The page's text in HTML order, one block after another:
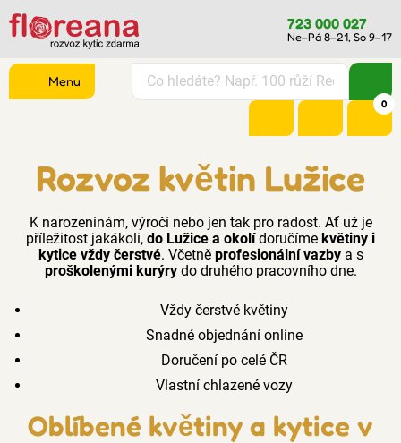
723 000 027
Ne–Pá 8–21, So 9–17
0
Menu
Rozvoz květin Lužice
K narozeninám, výročí nebo jen tak pro radost. Ať už je
příležitost jakákoli, do Lužice a okolídoručíme květiny i
kytice vždy čerstvé. Včetně profesionální vazbya s
proškolenými kurýrydo druhého pracovního dne.
Vždy čerstvé květiny
Snadné objednání online
Doručení po celé ČR
Vlastní chlazené vozy
Oblíbené květiny a kytice v